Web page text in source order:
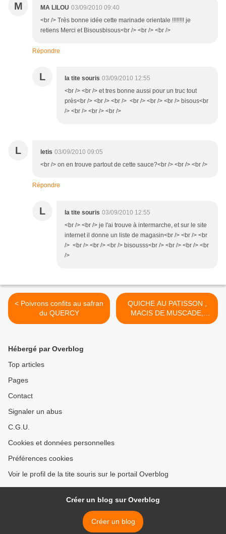
M MA LILOU 03/09/2010 09:40
<br /> Très bonne idée cette marinade orientale !!!!!!!! je
retiens Merci et Bisousbisous<br /> <br /> <br />
Répondre
L la tite souris 03/09/2010 12:55
<br /> <br /> et tres bonne aussi pour un truc tout
près<br /> <br /> <br /> <br /> <br /> <br /> bisous<br
/> <br /> <br /> <br />
L letis 03/09/2010 09:05
<br /> on en trouve partout de cette sauce?<br /> <br /> <br />
Répondre
L la tite souris 03/09/2010 12:55
<br /> <br /> je l'ai trouve à intermarche, et sur le site
internet il donne un liste de magasin<br /> <br /> <br
/> <br /> <br /> <br /> bisousss<br /> <br /> <br /> <br
/>
< Poivrons confits au safran
du QUERCY
QUICHE AU PATISSON ,
MACIS DE MUSCADE,
RICOTTA & ISTARA >
Hébergé par Overblog
Top articles
Pages
Contact
Signaler un abus
C.G.U.
Cookies et données personnelles
Préférences cookies
Voir le profil de la tite souris sur le portail Overblog
Créer un blog sur Overblog
Créer un blog